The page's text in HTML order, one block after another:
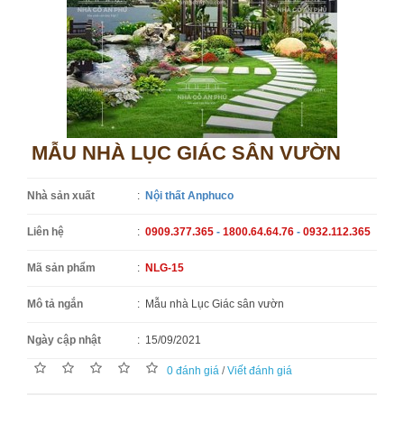
MẪU NHÀ LỤC GIÁC SÂN VƯỜN
Nhà sản xuất : Nội thất Anphuco
Liên hệ : 0909.377.365 - 1800.64.64.76 - 0932.112.365
Mã sản phẩm : NLG-15
Mô tả ngắn : Mẫu nhà Lục Giác sân vườn
Ngày cập nhật : 15/09/2021
0 đánh giá /Viết đánh giá